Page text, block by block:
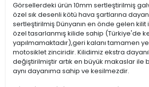
Görsellerdeki ürün 10mm sertleştirilmiş
özel sık desenli kötü hava şartlarına
sertleştirilmiş Dünyanın en önde gelen kilit
özel tasarlanmış kilide sahip (Türkiye'de
yapılmamaktadır),geri kalanı tamamen
motosiklet zinciridir. Kilidimiz ekstra
değiştirilmiştir artık en büyük makaslar ile
aynı dayanıma sahip ve kesilmezdir.